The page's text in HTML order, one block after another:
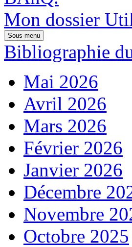
Mon dossier
Sous-menu
Bibliographie
Mai 2026
Avril 2026
Mars 2026
Février 2026
Janvier 2026
Décembre
Novembre
Octobre 2025